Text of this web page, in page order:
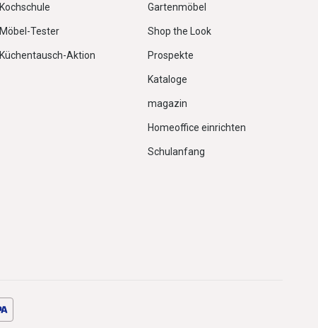
Kochschule
Möbel-Tester
Küchentausch-Aktion
Gartenmöbel
Shop the Look
Prospekte
Kataloge
magazin
Homeoffice einrichten
Schulanfang